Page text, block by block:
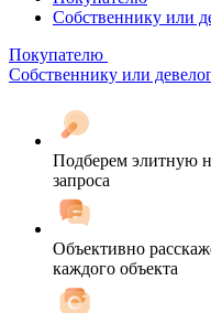
Собственнику или
Покупателю
Собственнику или
Подберем элитную
запроса
Объективно
каждого объекта